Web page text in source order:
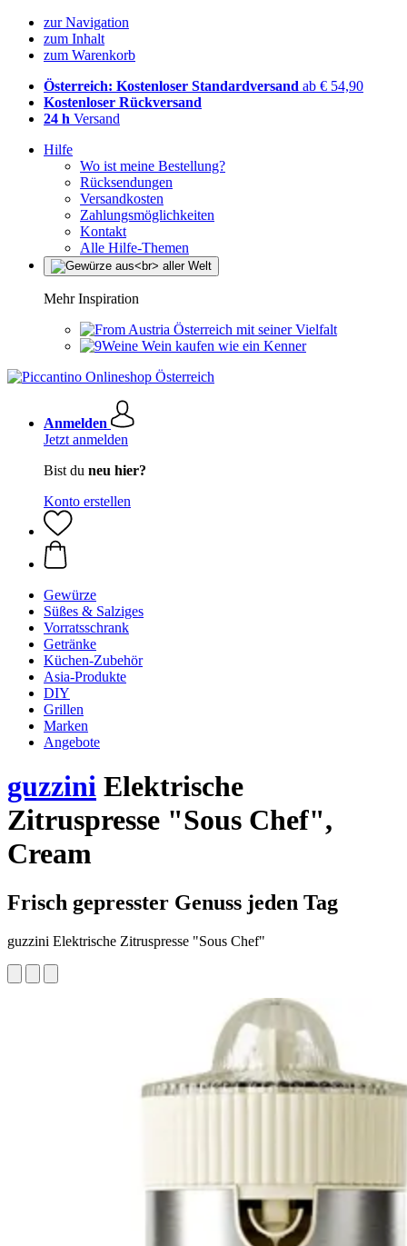
zur Navigation
zum Inhalt
zum Warenkorb
Österreich: Kostenloser Standardversand ab € 54,90
Kostenloser Rückversand
24 h Versand
Hilfe
Wo ist meine Bestellung?
Rücksendungen
Versandkosten
Zahlungsmöglichkeiten
Kontakt
Alle Hilfe-Themen
Mehr Inspiration
Österreich mit seiner Vielfalt
Wein kaufen wie ein Kenner
Anmelden
Jetzt anmelden
Bist du neu hier?
Konto erstellen
Gewürze
Süßes & Salziges
Vorratsschrank
Getränke
Küchen-Zubehör
Asia-Produkte
DIY
Grillen
Marken
Angebote
guzzini Elektrische
Zitruspresse "Sous Chef",
Cream
Frisch gepresster Genuss jeden Tag
guzzini Elektrische Zitruspresse "Sous Chef"